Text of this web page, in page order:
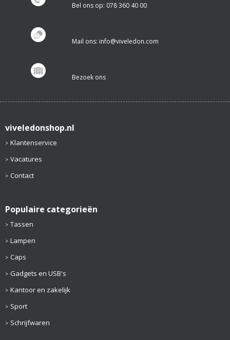
Bel ons op: 078 360 40 00
Mail ons: info@viveledon.com
Bezoek ons
viveledonshop.nl
Klantenservice
Vacatures
Contact
Populaire categorieën
Tassen
Lampen
Caps
Gadgets en USB's
Kantoor en zakelijk
Sport
Schrijfwaren